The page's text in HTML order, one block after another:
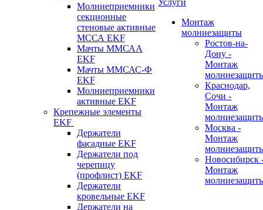
Молниеприемники
секционные
стеновые активные
МССА EKF
Мачты ММСАА
EKF
Мачты ММСАС-Ф
EKF
Молниеприемники
активные EKF
Крепежные элементы
EKF
Держатели
фасадные EKF
Держатели под
черепицу
(профлист) EKF
Держатели
кровельные EKF
Держатели на
Услуги
Монтаж
молниезащиты
Ростов-на-
Дону -
Монтаж
Краснодар,
Сочи -
Монтаж
Москва -
Монтаж
Новосибирск
Монтаж